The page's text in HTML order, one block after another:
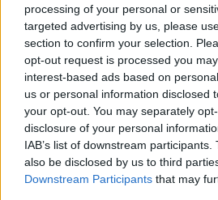
processing of your personal or
targeted advertising by us, please
section to confirm your selection.
opt-out request is processed you
interest-based ads based on
us or personal information disclosed
your opt-out. You may separately
disclosure of your personal
IAB’s list of downstream
also be disclosed by us to third
Downstream Participants that may